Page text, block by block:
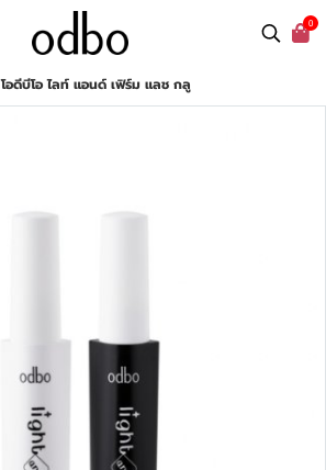
0
โอดีบีโอ ไลท์ แอนด์ เฟิร์ม แลช กลู